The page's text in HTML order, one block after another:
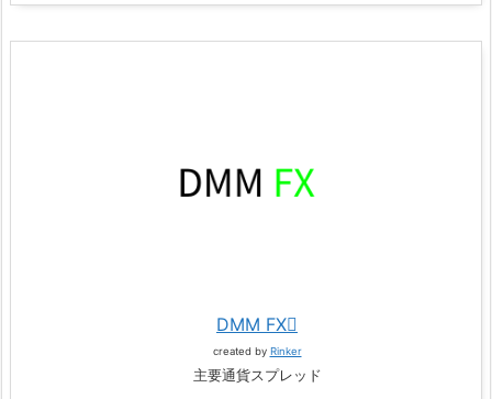
DMM FX
created by Rinker
主要通貨スプレッド